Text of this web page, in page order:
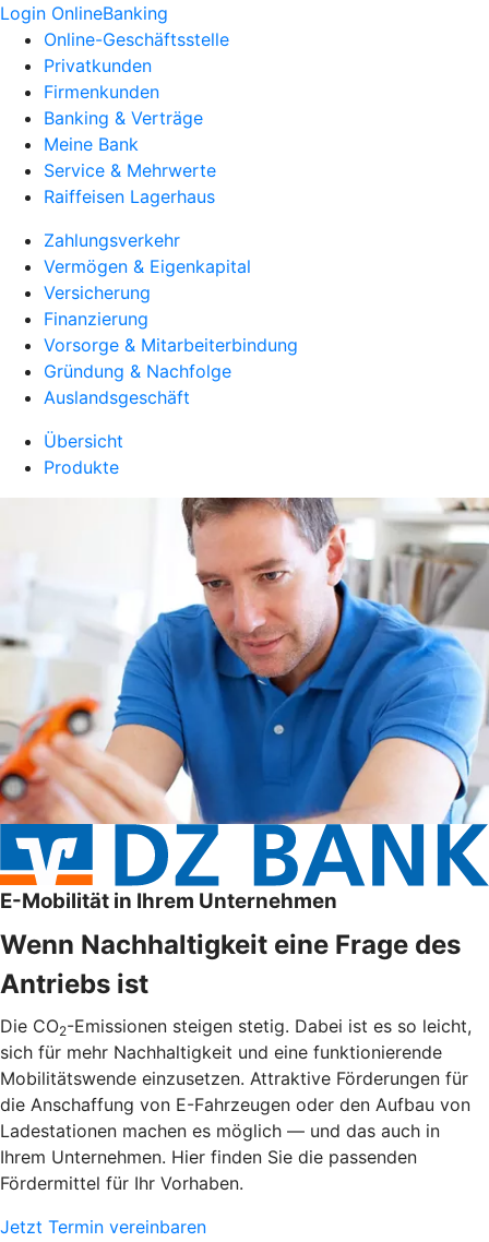
Login OnlineBanking
Online-Geschäftsstelle
Privatkunden
Firmenkunden
Banking & Verträge
Meine Bank
Service & Mehrwerte
Raiffeisen Lagerhaus
Zahlungsverkehr
Vermögen & Eigenkapital
Versicherung
Finanzierung
Vorsorge & Mitarbeiterbindung
Gründung & Nachfolge
Auslandsgeschäft
Übersicht
Produkte
E-Mobilität in Ihrem Unternehmen
Wenn Nachhaltigkeit eine Frage des
Antriebs ist
Die CO2-Emissionen steigen stetig. Dabei ist es so leicht,
sich für mehr Nachhaltigkeit und eine funktionierende
Mobilitätswende einzusetzen. Attraktive Förderungen für
die Anschaffung von E-Fahrzeugen oder den Aufbau von
Ladestationen machen es möglich — und das auch in
Ihrem Unternehmen. Hier finden Sie die passenden
Fördermittel für Ihr Vorhaben.
Jetzt Termin vereinbaren